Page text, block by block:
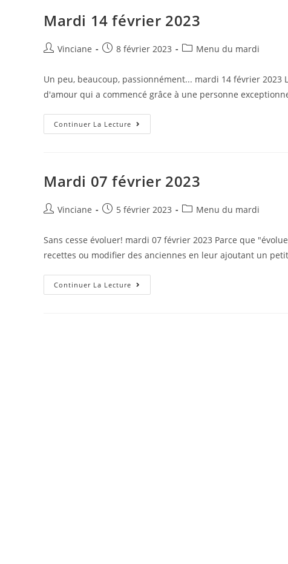
Mardi 14 février 2023
Auteur/autrice
la
publication :
Vinciane
Post8 février 2023
PostMenu du mardi
Un peu, beaucoup, passionnément... mardi 14 février
d'amour qui a commencé grâce à une personne
Continuer La Lecture Mardi
14
Mardi 07 février 2023
Auteur/autrice
la
publication :
Vinciane
Post5 février 2023
PostMenu du mardi
Sans cesse évoluer! mardi 07 février 2023 Parce que
recettes ou modifier des anciennes en leur ajoutant un
Continuer La Lecture Mardi
07